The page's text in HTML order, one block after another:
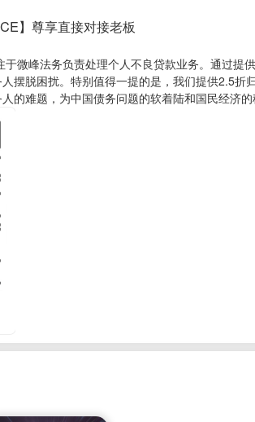
】尊享直接对接老板
微峰法务负责处理个人不良贷款业务。通过提
摆脱困扰。特别值得一提的是，我们提供2.5折
的难题，为中国债务问题的软着陆和国民经济的